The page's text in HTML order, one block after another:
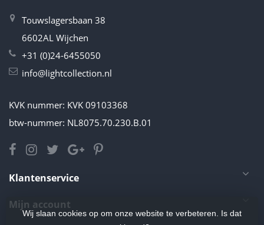
Touwslagersbaan 38
6602AL Wijchen
+31 (0)24-6455050
info@lightcollection.nl
KVK nummer: KVK 09103368
btw-nummer: NL8075.70.230.B.01
Klantenservice
Mijn account
Wij slaan cookies op om onze website te verbeteren. Is dat